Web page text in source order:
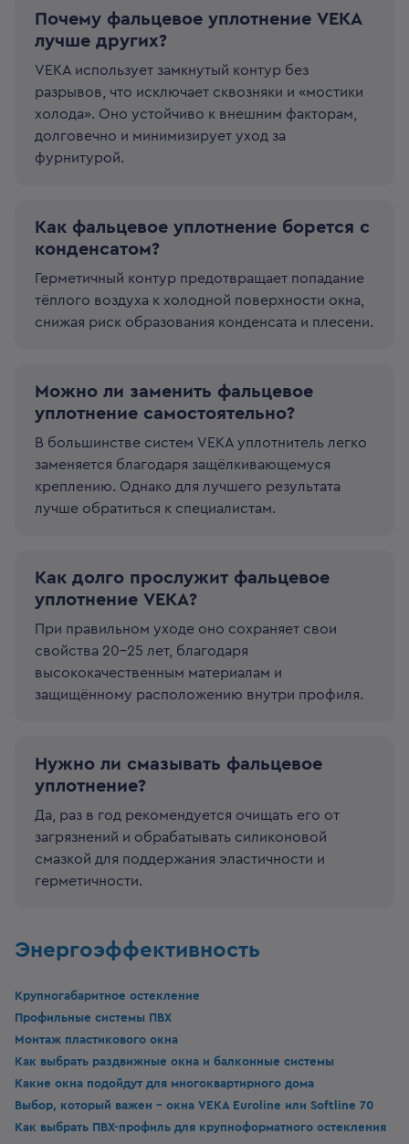
Почему фальцевое уплотнение VEKA
лучше других?
VEKA использует замкнутый контур без
разрывов, что исключает сквозняки и «мостики
холода». Оно устойчиво к внешним факторам,
долговечно и минимизирует уход за
фурнитурой.
Как фальцевое уплотнение борется с
конденсатом?
Герметичный контур предотвращает попадание
тёплого воздуха к холодной поверхности окна,
снижая риск образования конденсата и плесени.
Можно ли заменить фальцевое
уплотнение самостоятельно?
В большинстве систем VEKA уплотнитель легко
заменяется благодаря защёлкивающемуся
креплению. Однако для лучшего результата
лучше обратиться к специалистам.
Как долго прослужит фальцевое
уплотнение VEKA?
При правильном уходе оно сохраняет свои
свойства 20–25 лет, благодаря
высококачественным материалам и
защищённому расположению внутри профиля.
Нужно ли смазывать фальцевое
уплотнение?
Да, раз в год рекомендуется очищать его от
загрязнений и обрабатывать силиконовой
смазкой для поддержания эластичности и
герметичности.
Энергоэффективность
Крупногабаритное остекление
Профильные системы ПВХ
Монтаж пластикового окна
Как выбрать раздвижные окна и балконные системы
Какие окна подойдут для многоквартирного дома
Выбор, который важен - окна VEKA Euroline или Softline 70
Как выбрать ПВХ-профиль для крупноформатного остекления